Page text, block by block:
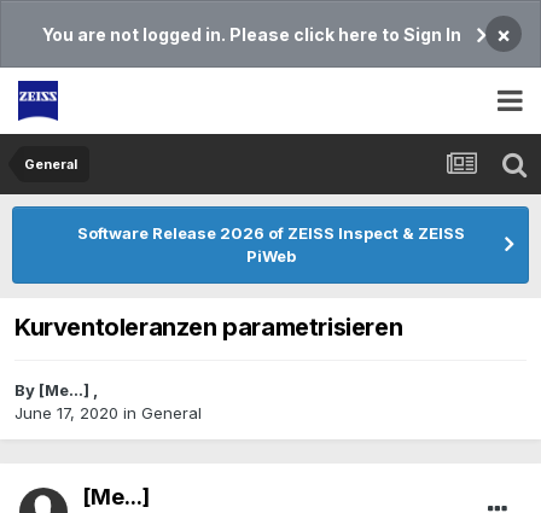
You are not logged in. Please click here to Sign In ×
General
Software Release 2026 of ZEISS Inspect & ZEISS
PiWeb
Kurventoleranzen parametrisieren
By [Me...] ,
June 17, 2020 in General
[Me...]